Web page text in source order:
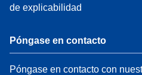
de explicabilidad
Póngase en contacto
Póngase en contacto con